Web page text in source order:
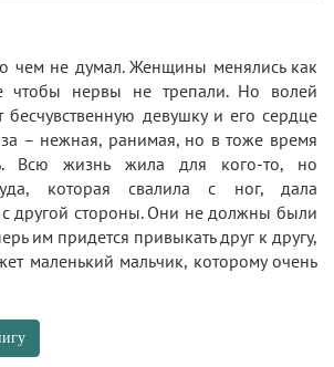
чем не думал. Женщины менялись как
чтобы нервы не трепали. Но волей
бесчувственную девушку и его сердце
– нежная, ранимая, но в тоже время
Всю жизнь жила для кого-то, но
которая свалила с ног, дала
с другой стороны. Они не должны были
им придется привыкать друг к другу,
маленький мальчик, которому очень